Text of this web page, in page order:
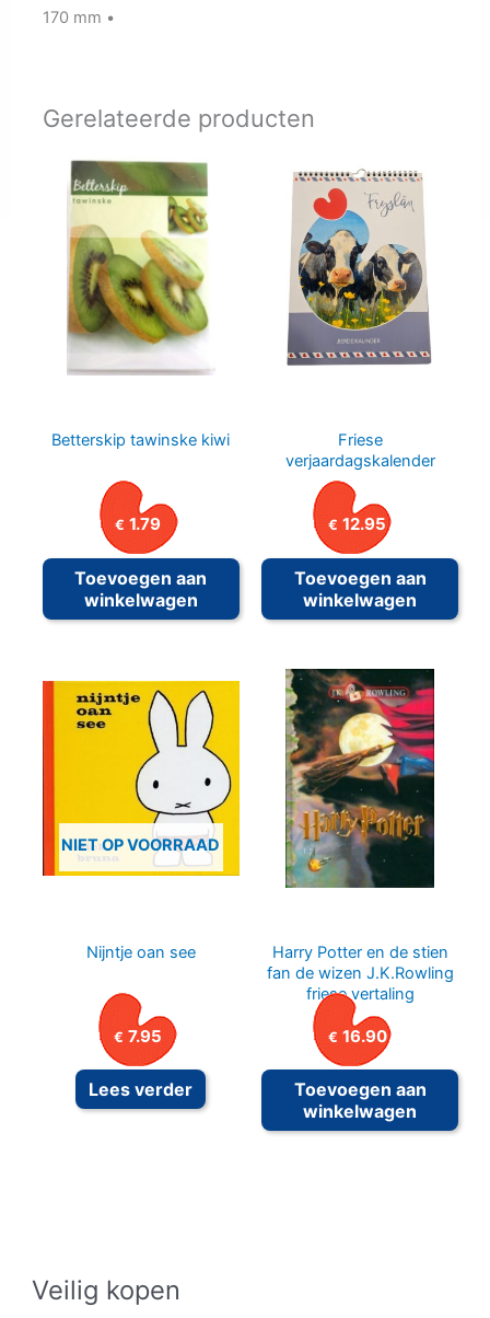
Veilig kopen
170 mm •
Gerelateerde producten
Betterskip tawinske kiwi
€ 1.79
Toevoegen aan
winkelwagen
Friese
verjaardagskalender
€ 12.95
Toevoegen aan
winkelwagen
NIET OP VOORRAAD
Nijntje oan see
€ 7.95
Lees verder
Harry Potter en de stien
fan de wizen J.K.Rowling
friese vertaling
€ 16.90
Toevoegen aan
winkelwagen